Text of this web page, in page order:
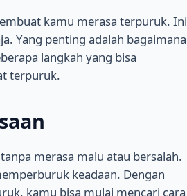
kamu merasa terpuruk. Ini
Yang penting adalah bagaimana
langkah yang bisa
terpuruk.
merasa malu atau bersalah.
keadaan. Dengan
kamu bisa mulai mencari cara